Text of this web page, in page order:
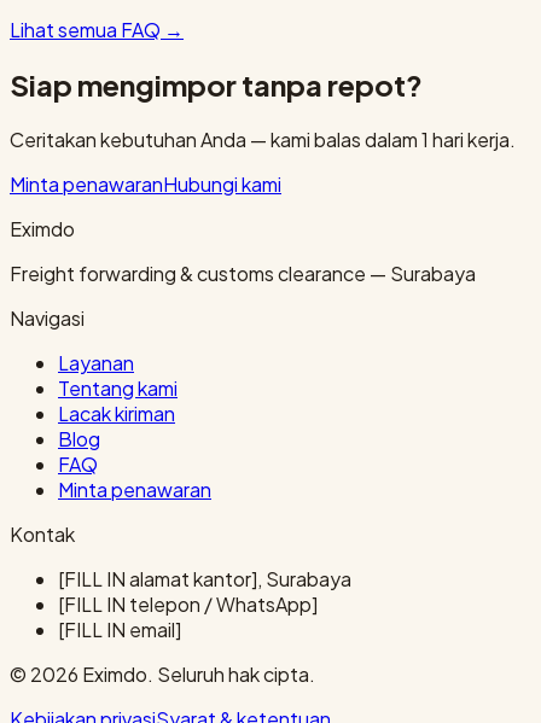
Lihat semua FAQ →
Siap mengimpor tanpa repot?
Ceritakan kebutuhan Anda — kami balas dalam 1 hari kerja.
Minta penawaranHubungi kami
Eximdo
Freight forwarding & customs clearance — Surabaya
Navigasi
Layanan
Tentang kami
Lacak kiriman
Blog
FAQ
Minta penawaran
Kontak
[FILL IN alamat kantor], Surabaya
[FILL IN telepon / WhatsApp]
[FILL IN email]
© 2026 Eximdo. Seluruh hak cipta.